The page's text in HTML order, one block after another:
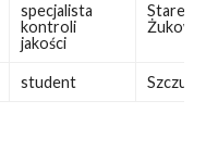
specjalista
kontroli
jakości
Stare
student Szczucin